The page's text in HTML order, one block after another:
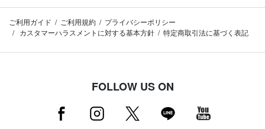
ご利用ガイド ご利用規約
プライバシーポリシー
カスタマーハラスメントに対する基本方針
特定商取引法に基づく表記
FOLLOW US ON